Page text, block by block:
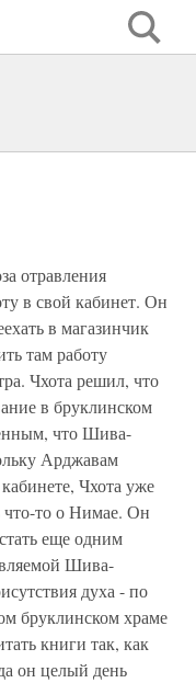
отравления
в свой кабинет. Он
в магазинчик
там работу
Чхота решил, что
в бруклинском
что Шива-
Арджавам
Чхота уже
что-то о Нимае. Он
еще одним
Шива-
духа - по
бруклинском храме
книги так, как
он целый день